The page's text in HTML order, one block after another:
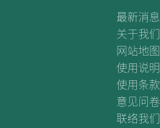
最新消息
关于我们
网站地图
使用说明
使用条款
意见问卷
联络我们